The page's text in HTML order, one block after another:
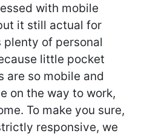
with mobile
it still actual for
of personal
little pocket
are so mobile and
on the way to work,
To make you sure,
responsive, we